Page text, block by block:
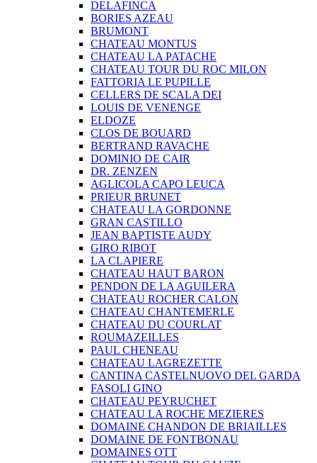
DELAFINCA
BORIES AZEAU
BRUMONT
CHATEAU MONTUS
CHATEAU LA PATACHE
CHATEAU TOUR DU ROC MILON
FATTORIA LE PUPILLE
CELLERS DE SCALA DEI
LOUIS DE VENENGE
ELDOZE
CLOS DE BOUARD
BERTRAND RAVACHE
DOMINIO DE CAIR
DR. ZENZEN
AGLICOLA CAPO LEUCA
PRIEUR BRUNET
CHATEAU LA GORDONNE
GRAN CASTILLO
JEAN BAPTISTE AUDY
GIRO RIBOT
LA CLAPIERE
CHATEAU HAUT BARON
PENDON DE LA AGUILERA
CHATEAU ROCHER CALON
CHATEAU CHANTEMERLE
CHATEAU DU COURLAT
ROUMAZEILLES
PAUL CHENEAU
CHATEAU LAGREZETTE
CANTINA CASTELNUOVO DEL GARDA
FASOLI GINO
CHATEAU PEYRUCHET
CHATEAU LA ROCHE MEZIERES
DOMAINE CHANDON DE BRIAILLES
DOMAINE DE FONTBONAU
DOMAINES OTT